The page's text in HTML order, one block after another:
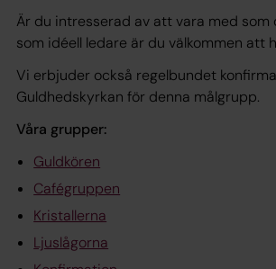
Är du intresserad av att vara med som
som idéell ledare är du välkommen att
Vi erbjuder också regelbundet
Guldhedskyrkan för denna målgrupp.
Våra grupper:
Guldkören
Cafégruppen
Kristallerna
Ljuslågorna